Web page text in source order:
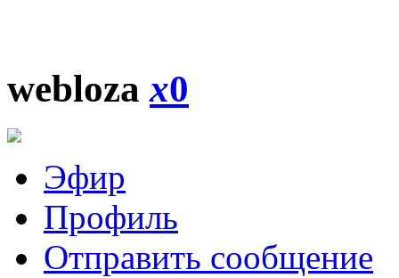
weblozax0
Эфир
Профиль
Отправить сообщение